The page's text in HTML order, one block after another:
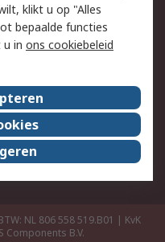
ons
bij RS
NL 806 558 519.B01 | KvK
Components B.V.
klikt u op "Alles
bepaalde functies
in ons cookiebeleid